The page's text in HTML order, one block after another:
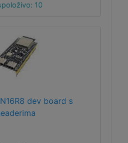
10
dev board s